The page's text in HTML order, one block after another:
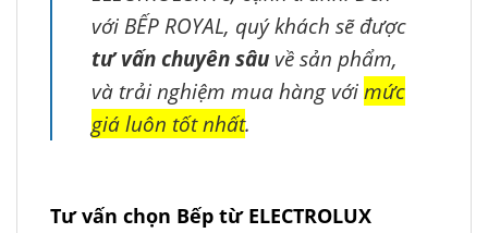
với BẾP ROYAL, quý khách sẽ được
tư vấn chuyên sâu về sản phẩm,
và trải nghiệm mua hàng vớimức
giá luôn tốt nhất.
Tư vấn chọn Bếp từ ELECTROLUX